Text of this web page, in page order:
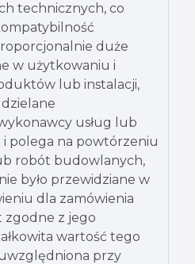
technicznych, co
duże
w użytkowaniu i
lub instalacji,
usług lub
polega na powtórzeniu
robót budowlanych,
było przewidziane w
dla zamówienia
zgodne z jego
wartość tego
przy